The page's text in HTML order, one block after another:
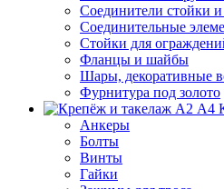
Соединители стойки
Соединительные
Стойки для
Фланцы и шайбы
Шары, декоративные
Фурнитура под золото
Анкеры
Болты
Винты
Гайки